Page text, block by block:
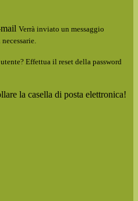
Verrà inviato un messaggio
Effettua il reset della password
la casella di posta elettronica!